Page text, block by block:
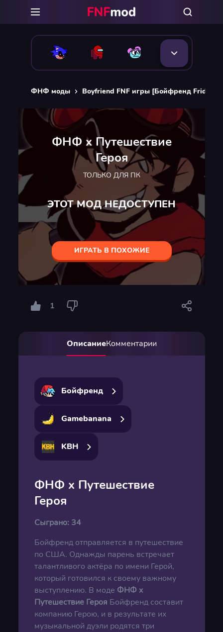
ФНФ моды Boyfriend FNF игры [Бойфренд Friday
ФНФ x Путешествие
Героя
ТОЛЬКО ДЛЯ ПК
ЭТОТ МОД НЕДОСТУПЕН
ИГРАТЬ В ПОХОЖИЕ
1
ОписаниеКомментарии
Бойфренд
Gamebanana
KBH
ФНФ x Путешествие
Героя
Сыграно: 34
Бойфренд отправляется в путешествие
по США. Однажды парень встречает
талантливого актёра по имени Герой,
который готовился к своему важному
выступлению. В моде ФНФ x
Путешествие Героя Бойфренд составит
компанию Герою, и в результате их
музыкальной дуэли родятся три